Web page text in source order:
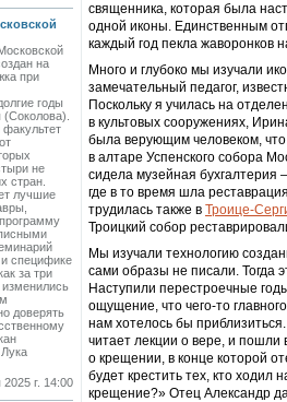
на
при
годы
не
стран.
лучшие
специфике
за три
изменились
доверять
2025 г. 14:00
священника, которая была
одной иконы. Единственным
каждый год пекла жаворонков
Много и глубоко мы изучали
замечательный педагог,
Поскольку я училась на
в культовых сооружениях,
была верующим человеком,
в алтаре Успенского собора
сидела музейная бухгалтерия
где в то время шла
трудилась также в Троице-­
Троицкий собор
Мы изучали технологию
сами образы не писали. Тогда
Наступили перестроечные
ощущение, что чего-то
нам хотелось бы
читает лекции о вере, и пошли
о крещении, в конце которой
будет крестить тех, кто ходил
крещение?» Отец Александр